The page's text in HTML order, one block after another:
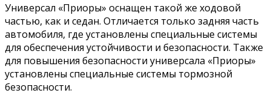
Универсал «Приоры» оснащен такой же ходовой
частью, как и седан. Отличается только задняя часть
автомобиля, где установлены специальные системы
для обеспечения устойчивости и безопасности. Также
для повышения безопасности универсала «Приоры»
установлены специальные системы тормозной
безопасности.